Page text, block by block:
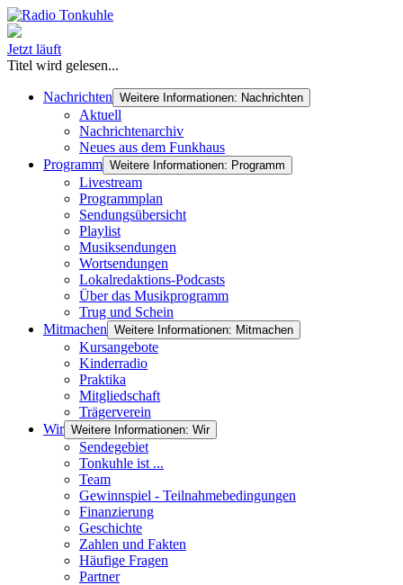
Jetzt läuft
Titel wird gelesen...
Nachrichten Weitere Informationen: Nachrichten
Aktuell
Nachrichtenarchiv
Neues aus dem Funkhaus
Programm Weitere Informationen: Programm
Livestream
Programmplan
Sendungsübersicht
Playlist
Musiksendungen
Wortsendungen
Lokalredaktions-Podcasts
Über das Musikprogramm
Trug und Schein
Mitmachen Weitere Informationen: Mitmachen
Kursangebote
Kinderradio
Praktika
Mitgliedschaft
Trägerverein
Wir Weitere Informationen: Wir
Sendegebiet
Tonkuhle ist ...
Team
Gewinnspiel - Teilnahmebedingungen
Finanzierung
Geschichte
Zahlen und Fakten
Häufige Fragen
Partner